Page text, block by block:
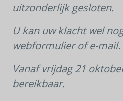
uitzonderlijk gesloten.
U kan uw klacht wel
webformulier of e-mail.
Vanaf vrijdag 21
bereikbaar.